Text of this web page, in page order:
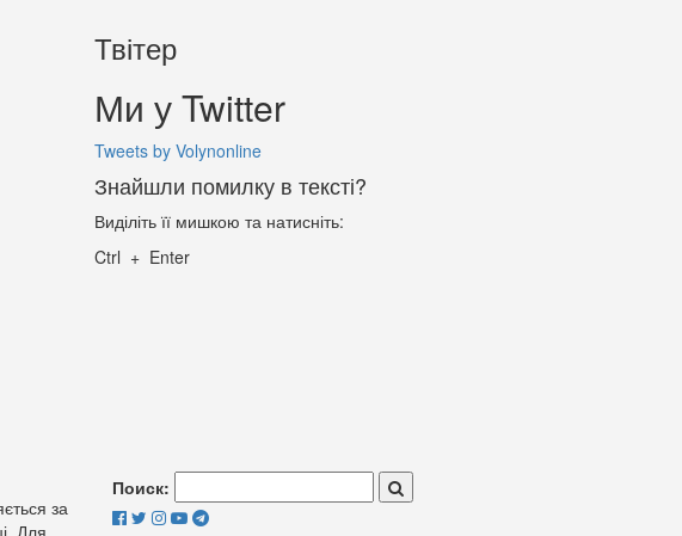
Твітер
Ми у Twitter
Tweets by Volynonline
Знайшли помилку в тексті?
Виділіть її мишкою та натисніть:
Ctrl + Enter
за
Поиск: